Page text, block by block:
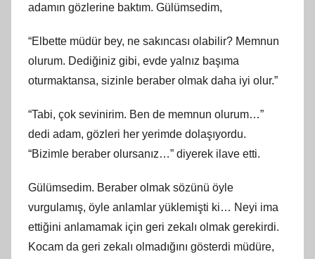
adamın gözlerine baktım. Gülümsedim,
“Elbette müdür bey, ne sakıncası olabilir? Memnun
olurum. Dediğiniz gibi, evde yalnız başıma
oturmaktansa, sizinle beraber olmak daha iyi olur.”
“Tabi, çok sevinirim. Ben de memnun olurum…”
dedi adam, gözleri her yerimde dolaşıyordu.
“Bizimle beraber olursanız…” diyerek ilave etti.
Gülümsedim. Beraber olmak sözünü öyle
vurgulamış, öyle anlamlar yüklemişti ki… Neyi ima
ettiğini anlamamak için geri zekalı olmak gerekirdi.
Kocam da geri zekalı olmadığını gösterdi müdüre,